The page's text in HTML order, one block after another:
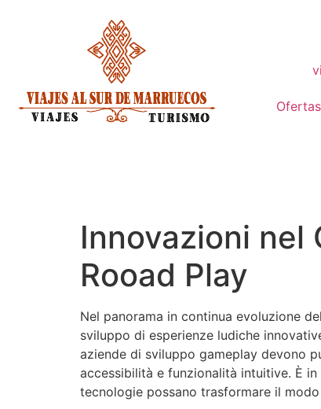
Ofertas
Innovazioni nel
Rooad Play
Nel panorama in continua evoluzione
sviluppo di esperienze ludiche
aziende di sviluppo gameplay devono
accessibilità e funzionalità intuitive. È
tecnologie possano trasformare il